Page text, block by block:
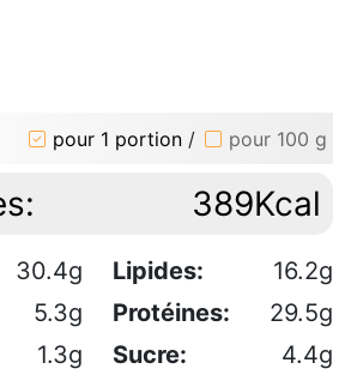
pour 1 portion / pour 100 g
389Kcal
30.4g Lipides:
16.2g
5.3g Protéines:
29.5g
1.3g Sucre:
4.4g